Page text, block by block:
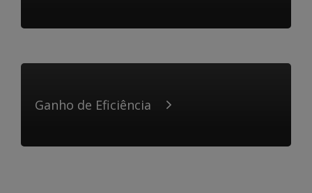
Ganho de Eficiência